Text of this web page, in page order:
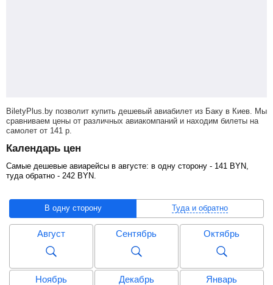
BiletyPlus.by позволит купить дешевый авиабилет из Баку в Киев. Мы
сравниваем цены от различных авиакомпаний и находим билеты на
самолет от 141 р
Календарь цен
Самые дешевые авиарейсы в августе: в одну сторону - 141 BYN
туда обратно - 242 BYN
В одну сторону Туда и обратно
Август Сентябрь Октябрь
Ноябрь Декабрь Январь